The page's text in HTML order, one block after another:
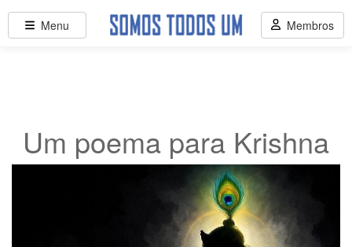
Um poema para Krishna
Menu Membros